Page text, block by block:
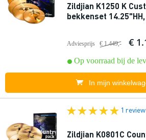
Zildjian K1250 K
bekkenset
Adviesprijs € 1.449,- €
Op voorraad bij de
In mijn
1 review
Zildjian K0801C